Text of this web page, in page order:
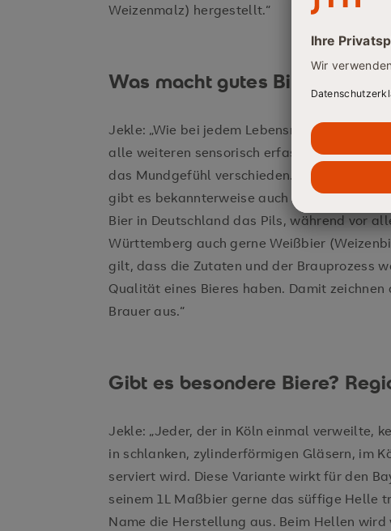
Weizenmalz) hergestellt.“
Was macht gutes Bier aus?
Jekle: „Wie bei jedem Lebensmittel ist auch
alle weiteren sensorisch erfassbaren
das Mundgefühl verschieden. Neben
gibt es bekannterweise auch regionale
Bier in Deutschland das Pils, während vor
Württemberg auch gerne Weißbier
gilt, dass die Zutaten und der Brauprozess
Qualität eines Bieres haben. Damit
Brauer aus.“
Gibt es besondere Biere?
Jekle: „Jeder, der in Köln einmal verweilte,
in schlanken, zylinderförmigen Gläsern, im
serviert wird. Diese Variante wirkt für den
seinem 1L Maßbier gerne das süffige Helle
Name die Herstellung aus. Beim Hellen